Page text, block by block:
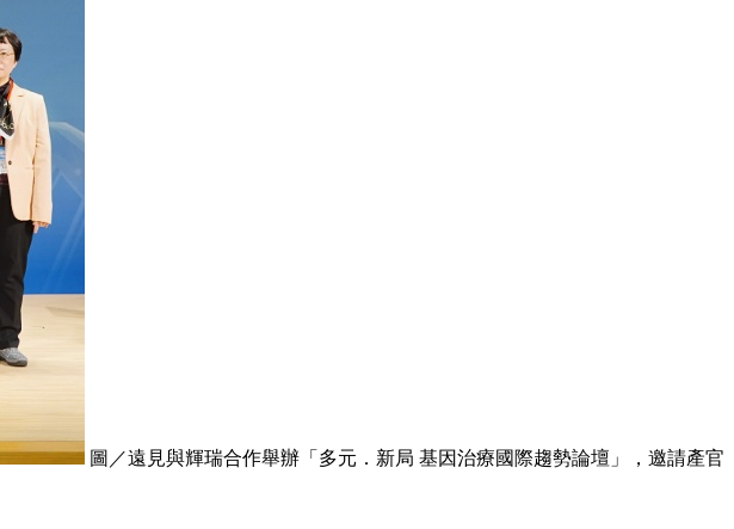
圖／遠見與輝瑞合作舉辦「多元．新局 基因治療國際趨勢論壇」，邀請產官